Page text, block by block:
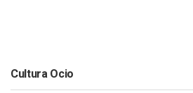
Cultura Ocio